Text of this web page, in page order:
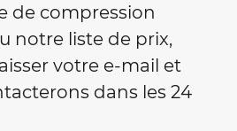
de compression
notre liste de prix,
votre e-mail et
dans les 24